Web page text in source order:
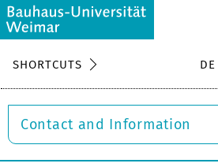
SHORTCUTS DE
Contact and Information